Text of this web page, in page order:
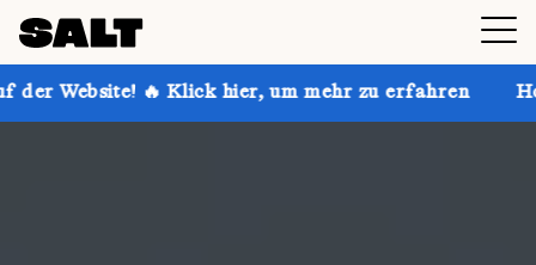
hier, um mehr zu erfahren Hol dir bis zu 30 %